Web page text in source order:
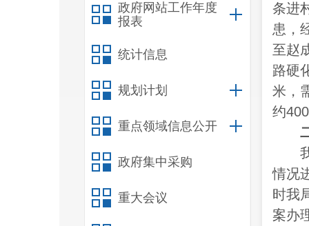
政府网站工作年度
报表
统计信息
规划计划
重点领域信息公开
政府集中采购
重大会议
条进
患，
至赵
路硬
米，
约
情况
时我
案办